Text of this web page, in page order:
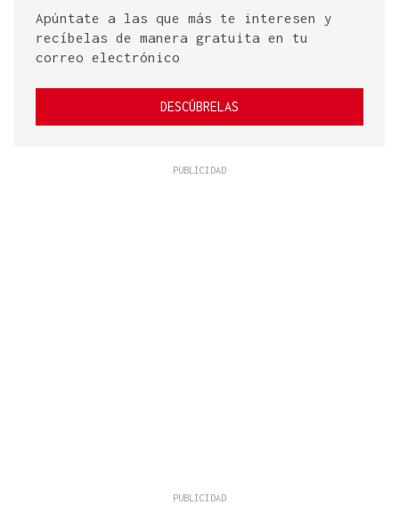
Apúntate a las que más te interesen y
recíbelas de manera gratuita en tu
correo electrónico
DESCÚBRELAS